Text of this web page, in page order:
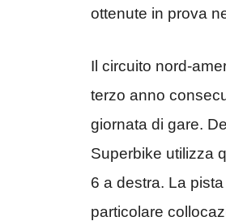
ottenute in prova
Il circuito nord-
terzo anno
giornata di gare.
Superbike utilizza
6 a destra. La
particolare